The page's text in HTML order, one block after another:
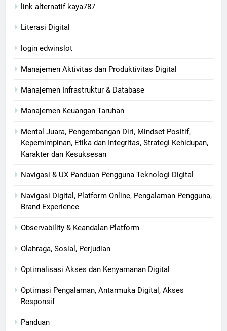
link alternatif kaya787
Literasi Digital
login edwinslot
Manajemen Aktivitas dan Produktivitas Digital
Manajemen Infrastruktur & Database
Manajemen Keuangan Taruhan
Mental Juara, Pengembangan Diri, Mindset Positif,
Kepemimpinan, Etika dan Integritas, Strategi Kehidupan,
Karakter dan Kesuksesan
Navigasi & UX Panduan Pengguna Teknologi Digital
Navigasi Digital, Platform Online, Pengalaman Pengguna,
Brand Experience
Observability & Keandalan Platform
Olahraga, Sosial, Perjudian
Optimalisasi Akses dan Kenyamanan Digital
Optimasi Pengalaman, Antarmuka Digital, Akses
Responsif
Panduan